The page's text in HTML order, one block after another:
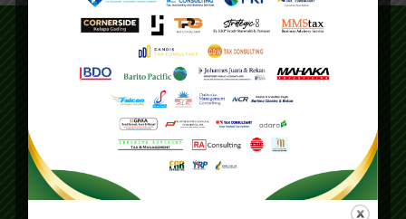
Alamat
Alamat Utama :
Gedung IKPI, Jl. Condet Pejaten No. 3B
Pejaten Barat - Pasar Minggu
Jakarta Selatan 12510
Pusdiklat :
Graha Mas Fatmawati Blok B4-5 Cipete Utara,